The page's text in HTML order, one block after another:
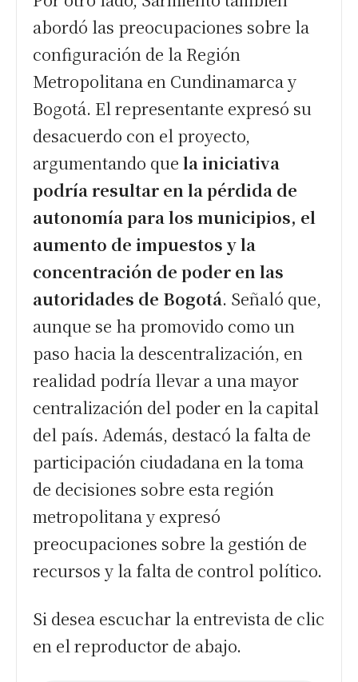
abordó las preocupaciones sobre la
configuración de la Región
Metropolitana en Cundinamarca y
Bogotá. El representante expresó su
desacuerdo con el proyecto,
argumentando que la iniciativa
podría resultar en la pérdida de
autonomía para los municipios, el
aumento de impuestos y la
concentración de poder en las
autoridades de Bogotá. Señaló que,
aunque se ha promovido como un
paso hacia la descentralización, en
realidad podría llevar a una mayor
centralización del poder en la capital
del país. Además, destacó la falta de
participación ciudadana en la toma
de decisiones sobre esta región
metropolitana y expresó
preocupaciones sobre la gestión de
recursos y la falta de control político.
Si desea escuchar la entrevista de clic
en el reproductor de abajo.